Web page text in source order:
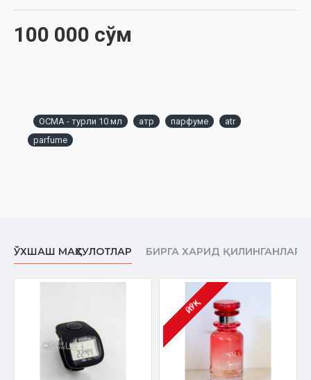
100 000 сўм
ОСМА - турли 10 мл атр парфуме
atr
parfume
ЎХШАШ МАҲСУЛОТЛАР БИРГА ХАРИД ҚИЛИНГАНЛАР
ЙЎҚ